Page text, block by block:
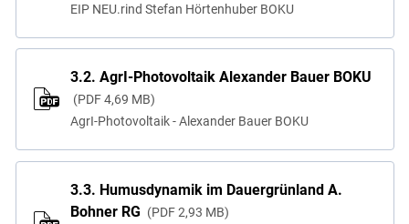
EIP NEU.rind Stefan Hörtenhuber BOKU
3.2. AgrI-Photovoltaik Alexander Bauer BOKU
PDF 4,69 MB
AgrI-Photovoltaik - Alexander Bauer BOKU
3.3. Humusdynamik im Dauergrünland A.
Bohner RG
PDF 2,93 MB